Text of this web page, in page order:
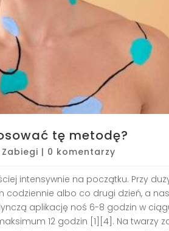
tę metodę?
Zabiegi | 0 komentarzy
intensywnie na początku. Przy
albo co drugi dzień, a
aplikację noś 6-8 godzin w
12 godzin [1][4]. Na twarzy